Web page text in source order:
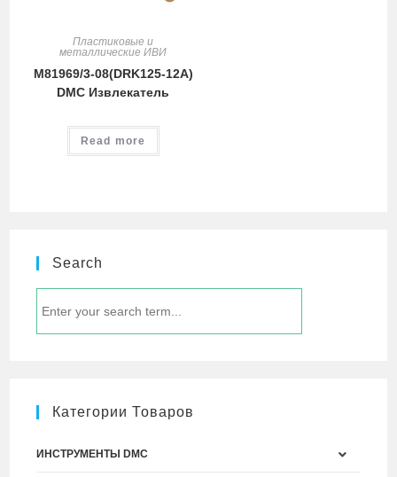
Пластиковые и
металлические ИВИ
M81969/3-08(DRK125-12A)
DMC Извлекатель
Read more
Search
Категории Товаров
ИНСТРУМЕНТЫ DMC